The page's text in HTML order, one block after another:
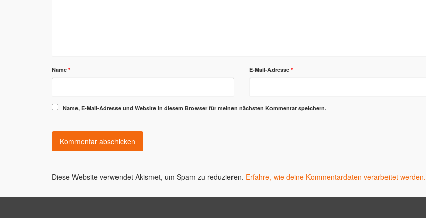
Name * E-Mail-Adresse *
Name, E-Mail-Adresse und Website in diesem Browser für meinen nächsten Kommentar speichern.
Diese Website verwendet Akismet, um Spam zu reduzieren. Erfahre, wie deine Kommentardaten verarbeitet werden.